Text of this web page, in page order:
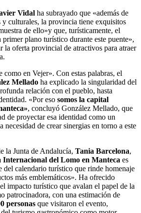
Vidal ha subrayado que «además de
y culturales, la provincia tiene exquisitos
de ello»y que, turísticamente, el
primer plano turístico durante este puente»,
la oferta provincial de atractivos para atraer
como en Vejer». Con estas palabras, el
Mellado ha explicado la singularidad del
relación con el pueblo, hasta
«Por eso somos la capital
, concluyó González Mellado, que
de proyectar esa identidad como un
de crear sinergias en torno a este
la Junta de Andalucía, Tania Barcelona,
Internacional del Lomo en Manteca es
del calendario turístico que rinde homenaje
más emblemáticos». Ha ofrecido
impacto turístico que avalan el papel de la
patrocinadora, con una estimación de
personas que visitaron el evento,